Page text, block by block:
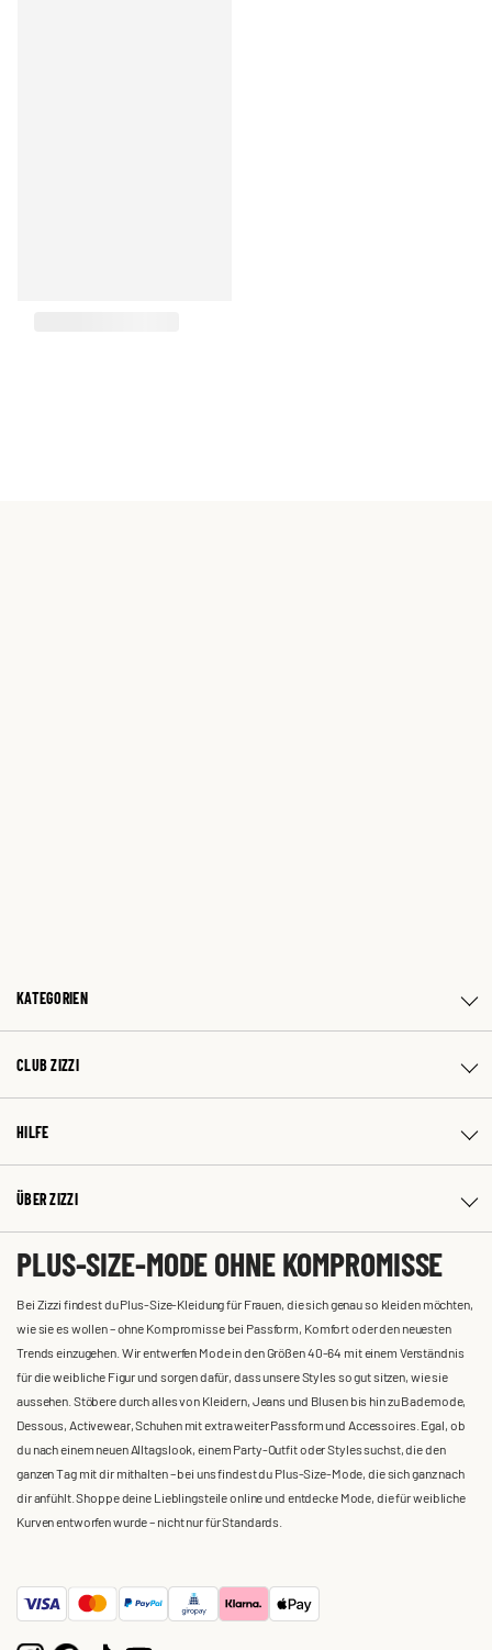
KATEGORIEN
CLUB ZIZZI
HILFE
ÜBER ZIZZI
PLUS-SIZE-MODE OHNE KOMPROMISSE
Bei Zizzi findest du Plus-Size-Kleidung für Frauen, die sich genau so kleiden möchten,
wie sie es wollen – ohne Kompromisse bei Passform, Komfort oder den neuesten
Trends einzugehen. Wir entwerfen Mode in den Größen 40-64 mit einem Verständnis
für die weibliche Figur und sorgen dafür, dass unsere Styles so gut sitzen, wie sie
aussehen. Stöbere durch alles von Kleidern, Jeans und Blusen bis hin zu Bademode,
Dessous, Activewear, Schuhen mit extra weiter Passform und Accessoires. Egal, ob
du nach einem neuen Alltagslook, einem Party-Outfit oder Styles suchst, die den
ganzen Tag mit dir mithalten – bei uns findest du Plus-Size-Mode, die sich ganz nach
dir anfühlt. Shoppe deine Lieblingsteile online und entdecke Mode, die für weibliche
Kurven entworfen wurde – nicht nur für Standards.